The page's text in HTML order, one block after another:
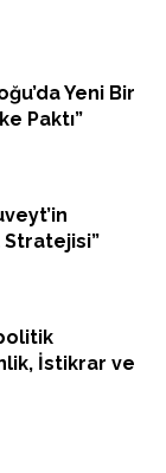
Yeni Bir
Paktı”
Stratejisi”
İstikrar ve